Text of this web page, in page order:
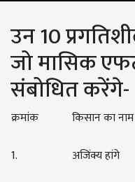
उन 10
जो मासिक
संबोधित करेंगे-
क्रमांक किसान का नाम
1.
अजिंक्य हांगे